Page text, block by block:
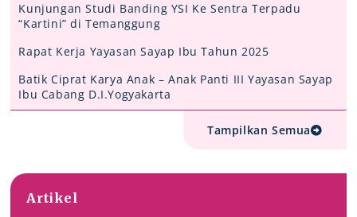
Kunjungan Studi Banding YSI Ke Sentra Terpadu
“Kartini” di Temanggung
Rapat Kerja Yayasan Sayap Ibu Tahun 2025
Batik Ciprat Karya Anak – Anak Panti III Yayasan Sayap
Ibu Cabang D.I.Yogyakarta
Tampilkan Semua
Artikel